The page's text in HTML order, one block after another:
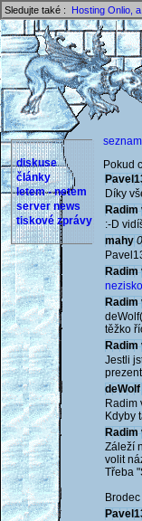
Sledujte také : Hosting Onlio,
diskuse
články
letem - netem
server news
tiskové zprávy
Pokud
Díky
Radim
:-D
mahy
Radim
Radim
těžko
Radim
Jestli
deWolf
Radim
Kdyby
Radim
Záleží
volit
Třeba